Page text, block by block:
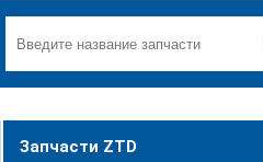
Запчасти ZTD